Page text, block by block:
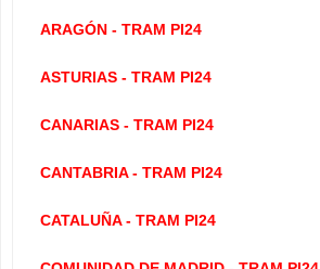
ARAGÓN - TRAM PI24
ASTURIAS - TRAM PI24
CANARIAS - TRAM PI24
CANTABRIA - TRAM PI24
CATALUÑA - TRAM PI24